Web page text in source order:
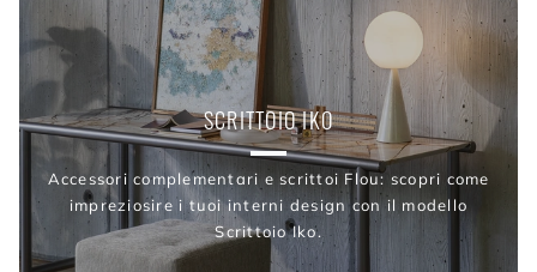
SCRITTOIO IKO
Accessori complementari e scrittoi Flou: scopri come
impreziosire i tuoi interni design con il modello
Scrittoio Iko.